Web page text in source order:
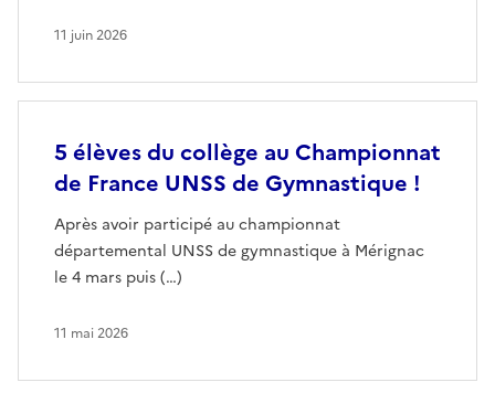
11 juin 2026
5 élèves du collège au Championnat
de France UNSS de Gymnastique !
Après avoir participé au championnat
départemental UNSS de gymnastique à Mérignac
le 4 mars puis (…)
11 mai 2026